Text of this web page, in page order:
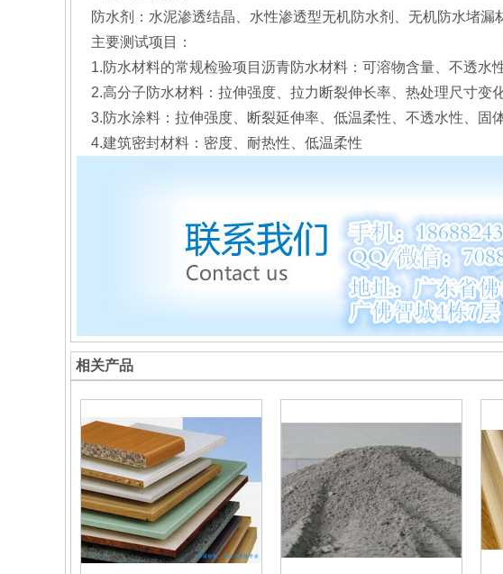
防水剂：水泥渗透结晶、水性渗透型无机防水剂、无机防水堵漏
主要测试项目：
1.防水材料的常规检验项目沥青防水材料：可溶物含量、不透水
2.高分子防水材料：拉伸强度、拉力断裂伸长率、热处理尺寸变
3.防水涂料：拉伸强度、断裂延伸率、低温柔性、不透水性、固
4.建筑密封材料：密度、耐热性、低温柔性
相关产品